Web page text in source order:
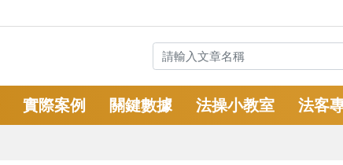
實際案例 關鍵數據 法操小教室 法客